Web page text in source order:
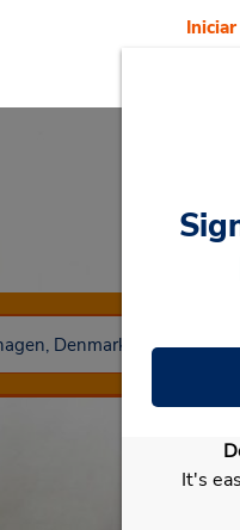
Car
It's